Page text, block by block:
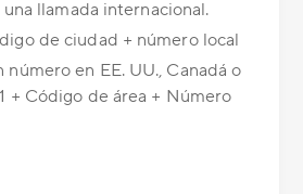
llamada internacional.
de ciudad + número local
número en EE. UU., Canadá o
+ Código de área + Número